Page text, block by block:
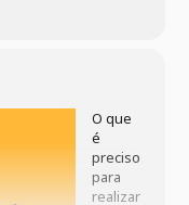
O que
é
preciso
para
realizar